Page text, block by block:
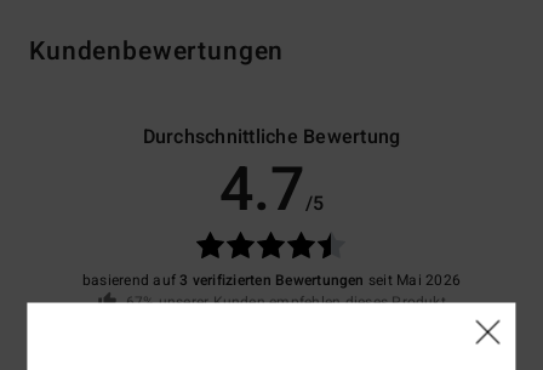
Kundenbewertungen
Durchschnittliche Bewertung
4.7/5
basierend auf 3 verifizierten Bewertungen seit Mai 2026
67% unserer Kunden empfehlen dieses Produkt